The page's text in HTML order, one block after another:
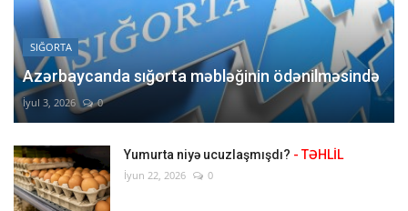
SIĞORTA
Azərbaycanda sığorta məbləğinin ödənilməsində
İyul 3, 2026 0
Yumurta niyə ucuzlaşmışdı? - TƏHLİL
İyun 22, 2026 0